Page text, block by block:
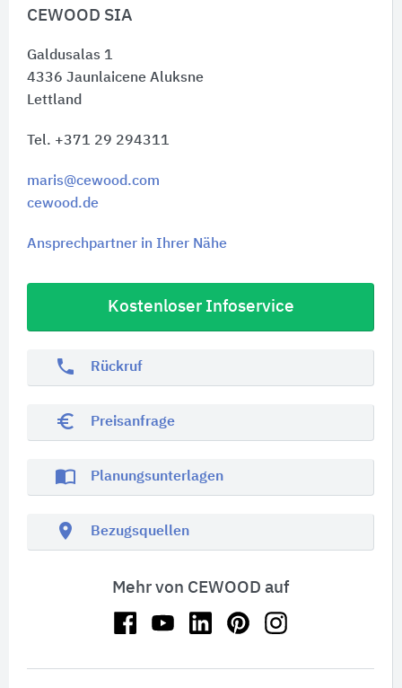
CEWOOD SIA
Galdusalas 1
4336 Jaunlaicene Aluksne
Lettland
Tel. +371 29 294311
maris@cewood.com
cewood.de
Ansprechpartner in Ihrer Nähe
Kostenloser Infoservice
phone Rückruf
euro_symbol Preisanfrage
import_contacts Planungsunterlagen
location_on Bezugsquellen
Mehr von CEWOOD auf